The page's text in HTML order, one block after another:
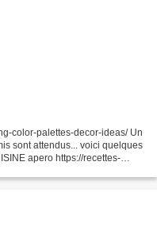
color-palettes-decor-ideas/ Un
sont attendus... voici quelques
apero https://recettes-